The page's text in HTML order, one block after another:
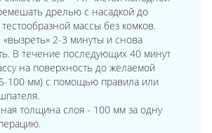
дрелью с насадкой до
массы без комков.
«вызреть» 2-3 минуты и снова
В течение последующих 40 минут
на поверхность до желаемой
100 мм) с помощью правила или
толщина слоя - 100 мм за одну